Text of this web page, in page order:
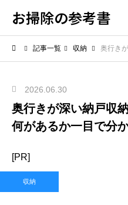
お掃除の参考書
記事一覧 収納 奥行きが深
2026.06.30
奥行きが深い納戸収
何があるか一目で分
[PR]
収納